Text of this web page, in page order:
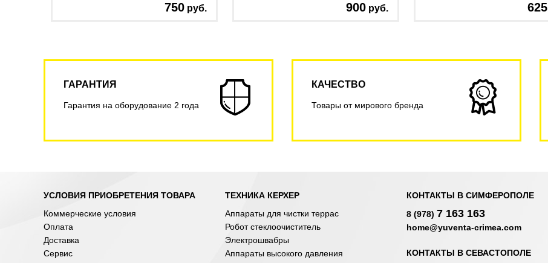
750 руб. 900 руб. 625
ГАРАНТИЯ
Гарантия на оборудование 2 года
КАЧЕСТВО
Товары от мирового бренда
УСЛОВИЯ ПРИОБРЕТЕНИЯ ТОВАРА
Коммерческие условия
Оплата
Доставка
Сервис
ТЕХНИКА КЕРХЕР
Аппараты для чистки террас
Робот стеклоочиститель
Электрошвабры
Аппараты высокого давления
КОНТАКТЫ В СИМФЕРОПОЛЕ
8 (978) 7 163 163
home@yuventa-crimea.com
КОНТАКТЫ В СЕВАСТОПОЛЕ